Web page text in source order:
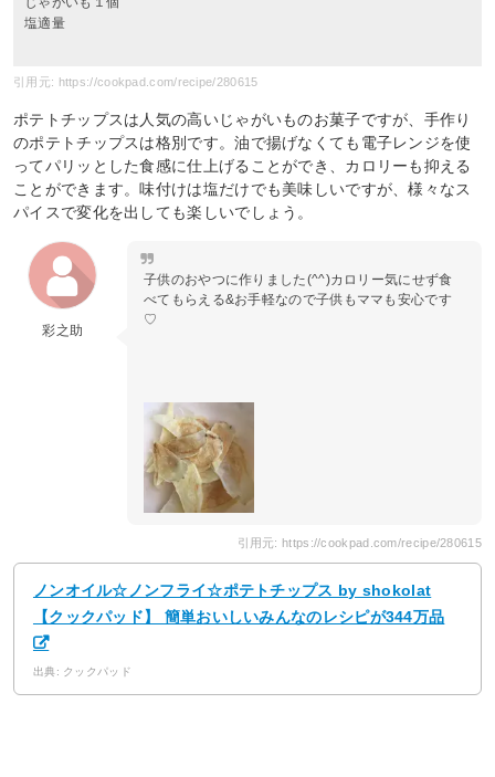
塩適量
引用元: https://cookpad.com/recipe/280615
ポテトチップスは人気の高いじゃがいものお菓子ですが、手作り
のポテトチップスは格別です。油で揚げなくても電子レンジを使
ってパリッとした食感に仕上げることができ、カロリーも抑える
ことができます。味付けは塩だけでも美味しいですが、様々なス
パイスで変化を出しても楽しいでしょう。
彩之助
子供のおやつに作りました(^^)カロリー気にせず食
べてもらえる&お手軽なので子供もママも安心です
♡
引用元: https://cookpad.com/recipe/280615
ノンオイル☆ノンフライ☆ポテトチップス by shokolat
【クックパッド】 簡単おいしいみんなのレシピが344万品
出典: クックパッド